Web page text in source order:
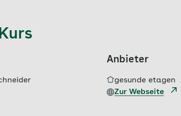
Anbieter
gesunde etagen
Zur Webseite